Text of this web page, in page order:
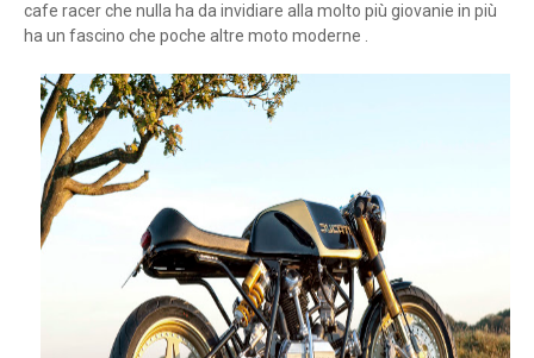
cafe racer che nulla ha da invidiare alla molto più giovanie in più
ha un fascino che poche altre moto moderne .